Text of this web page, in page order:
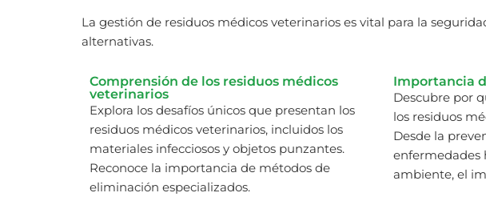
La gestión de residuos médicos veterinarios es vital para la
alternativas.
Comprensión de los residuos médicos
veterinarios
Explora los desafíos únicos que presentan los
residuos médicos veterinarios, incluidos los
materiales infecciosos y objetos punzantes.
Reconoce la importancia de métodos de
eliminación especializados.
Importancia
Descubre por
los residuos
Desde la
enfermedades
ambiente, el